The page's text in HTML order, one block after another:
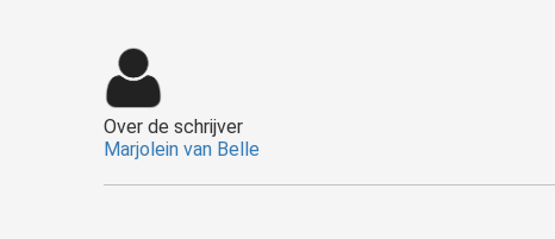
Over de schrijver
Marjolein van Belle